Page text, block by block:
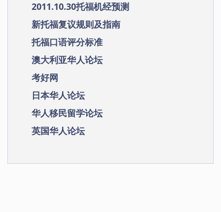
2011.10.30托福机经预测
新托福复议规则及指南
托福口语评分标准
澳大利亚华人论坛
考好网
日本华人论坛
华人移民留学论坛
英国华人论坛